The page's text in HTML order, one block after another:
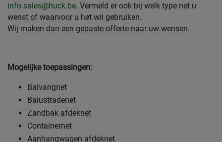
info.sales@huck.be. Vermeld er ook bij welk type net u
wenst of waarvoor u het wil gebruiken.
Wij maken dan een gepaste offerte naar uw wensen.
Mogelijke toepassingen:
Balvangnet
Balustradenet
Zandbak afdeknet
Containernet
Aanhangwagen afdeknet